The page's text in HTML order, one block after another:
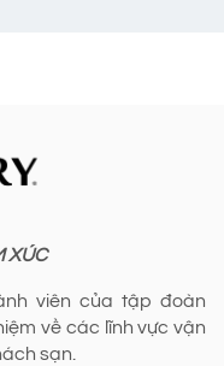
XÚC
viên của tập đoàn
về các lĩnh vực vận
sạn.